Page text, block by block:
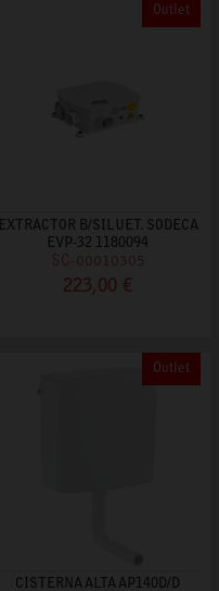
Outlet
EXTRACTOR B/SILUET. SODECA
EVP-32 1180094
SC-00010305
223,00 €
Outlet
CISTERNA ALTA AP140D/D